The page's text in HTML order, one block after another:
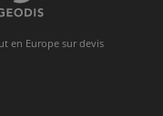
en Europe sur devis